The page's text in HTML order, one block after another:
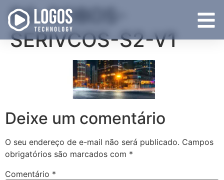
BG-ROBOS-
SERIVCOS-S2-V1
Deixe um comentário
O seu endereço de e-mail não será publicado. Campos
obrigatórios são marcados com *
Comentário *